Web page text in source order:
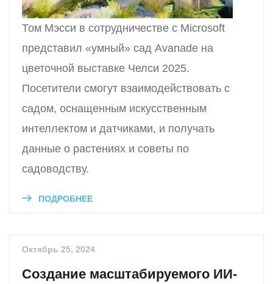
Том Мэсси в сотрудничестве с Microsoft
представил «умный» сад Avanade на
цветочной выставке Челси 2025.
Посетители смогут взаимодействовать с
садом, оснащенным искусственным
интеллектом и датчиками, и получать
данные о растениях и советы по
садоводству.
ПОДРОБНЕЕ
Октябрь 25, 2024
Создание масштабируемого ИИ-